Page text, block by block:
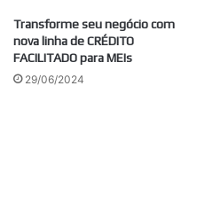
Transforme seu negócio com
nova linha de CRÉDITO
FACILITADO para MEIs
29/06/2024